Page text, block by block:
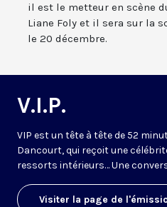
il est le metteur en scène
Liane Foly et il sera sur la
le 20 décembre.
V.I.P.
VIP est un tête à tête de 52
Dancourt, qui reçoit une
ressorts intérieurs… Une
Visiter la page de